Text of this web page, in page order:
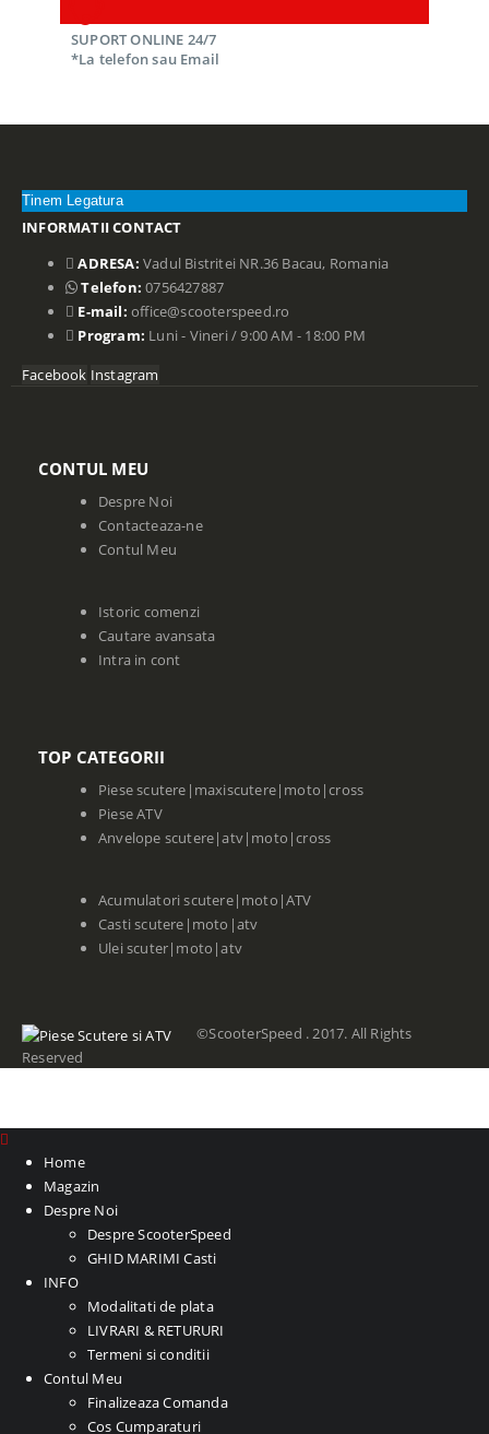
SUPORT ONLINE 24/7
*La telefon sau Email
Tinem Legatura
INFORMATII CONTACT
ADRESA: Vadul Bistritei NR.36 Bacau, Romania
Telefon: 0756427887
E-mail: office@scooterspeed.ro
Program: Luni - Vineri / 9:00 AM - 18:00 PM
Facebook Instagram
CONTUL MEU
Despre Noi
Contacteaza-ne
Contul Meu
Istoric comenzi
Cautare avansata
Intra in cont
TOP CATEGORII
Piese scutere|maxiscutere|moto|cross
Piese ATV
Anvelope scutere|atv|moto|cross
Acumulatori scutere|moto|ATV
Casti scutere|moto|atv
Ulei scuter|moto|atv
©ScooterSpeed . 2017. All Rights
Reserved
Home
Magazin
Despre Noi
Despre ScooterSpeed
GHID MARIMI Casti
INFO
Modalitati de plata
LIVRARI & RETURURI
Termeni si conditii
Contul Meu
Finalizeaza Comanda
Cos Cumparaturi